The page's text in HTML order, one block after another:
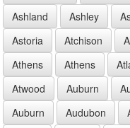
Ashland
Ashley
Astoria
Atchison
Athens
Athens
Atwood
Auburn
Auburn
Audubon